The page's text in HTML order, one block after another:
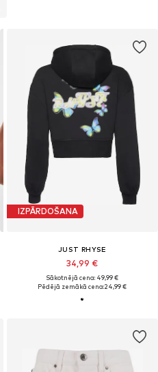
IZPĀRDOŠANA
JUST RHYSE
34,99 €
Sākotnējā cena: 49,99 €
Pēdējā zemākā cena:24,99 €